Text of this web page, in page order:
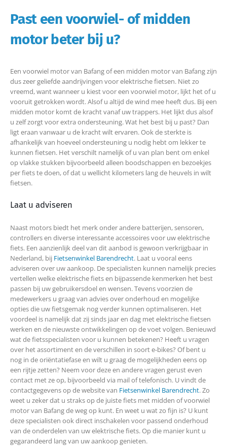
Past een voorwiel- of midden
motor beter bij u?
Een voorwiel motor van Bafang of een midden motor van Bafang zijn
dus zeer geliefde aandrijvingen voor elektrische fietsen. Niet zo
vreemd, want wanneer u kiest voor een voorwiel motor, lijkt het of u
vooruit getrokken wordt. Alsof u altijd de wind mee heeft dus. Bij een
midden motor komt de kracht vanaf uw trappers. Het lijkt dus alsof
u zelf zorgt voor extra ondersteuning. Wat het best bij u past? Dan
ligt eraan vanwaar u de kracht wilt ervaren. Ook de sterkte is
afhankelijk van hoeveel ondersteuning u nodig hebt om lekker te
kunnen fietsen. Het verschilt namelijk of u van plan bent om enkel
op vlakke stukken bijvoorbeeld alleen boodschappen en bezoekjes
per fiets te doen, of dat u wellicht kilometers lang de heuvels in wilt
fietsen.
Laat u adviseren
Naast motors biedt het merk onder andere batterijen, sensoren,
controllers en diverse interessante accessoires voor uw elektrische
fiets. Een aanzienlijk deel van dit aanbod is gewoon verkrijgbaar in
Nederland, bij Fietsenwinkel Barendrecht. Laat u vooral eens
adviseren over uw aankoop. De specialisten kunnen namelijk precies
vertellen welke elektrische fiets en bijpassende kenmerken het best
passen bij uw gebruikersdoel en wensen. Tevens voorzien de
medewerkers u graag van advies over onderhoud en mogelijke
opties die uw fietsgemak nog verder kunnen optimaliseren. Het
voordeel is namelijk dat zij sinds jaar en dag met elektrische fietsen
werken en de nieuwste ontwikkelingen op de voet volgen. Benieuwd
wat de fietsspecialisten voor u kunnen betekenen? Heeft u vragen
over het assortiment en de verschillen in soort e-bikes? Of bent u
nog in de oriëntatiefase en wilt u graag de mogelijkheden eens op
een rijtje zetten? Neem voor deze en andere vragen gerust even
contact met ze op, bijvoorbeeld via mail of telefonisch. U vindt de
contactgegevens op de website van Fietsenwinkel Barendrecht. Zo
weet u zeker dat u straks op de juiste fiets met midden of voorwiel
motor van Bafang de weg op kunt. En weet u wat zo fijn is? U kunt
deze specialisten ook direct inschakelen voor passend onderhoud
van de onderdelen van uw elektrische fiets. Op die manier kunt u
gegarandeerd lang van uw aankoop genieten.